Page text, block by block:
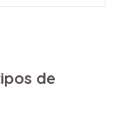
de